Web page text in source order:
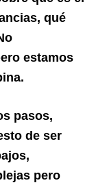
qué
estamos
pasos,
de ser
pero